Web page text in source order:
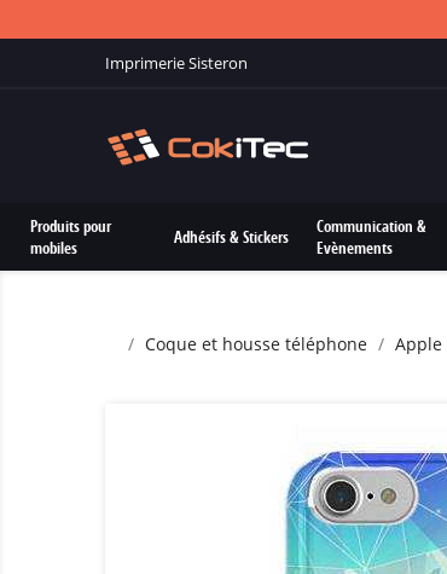
Imprimerie Sisteron
Produits pour
mobiles
Adhésifs & Stickers
Communication &
Evènements
Coque et housse téléphone Apple